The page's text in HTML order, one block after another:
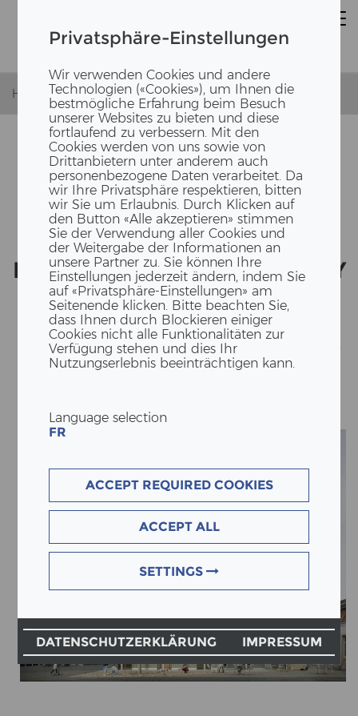
Privatsphäre-Einstellungen
Wir verwenden Cookies und andere
Technologien («Cookies»), um Ihnen die
bestmögliche Erfahrung beim Besuch
unserer Websites zu bieten und diese
fortlaufend zu verbessern. Mit den
Cookies werden von uns sowie von
Drittanbietern unter anderem auch
personenbezogene Daten verarbeitet. Da
wir Ihre Privatsphäre respektieren, bitten
wir Sie um Erlaubnis. Durch Klicken auf
den Button «Alle akzeptieren» stimmen
Sie der Verwendung aller Cookies und
der Weitergabe der Informationen an
unsere Partner zu. Sie können Ihre
Einstellungen jederzeit ändern, indem Sie
auf «Privatsphäre-Einstellungen» am
Seitenende klicken. Bitte beachten Sie,
dass Ihnen durch Blockieren einiger
Cookies nicht alle Funktionalitäten zur
Verfügung stehen und dies Ihr
Nutzungserlebnis beeinträchtigen kann.
Language selection
FR
ACCEPT REQUIRED COOKIES
ACCEPT ALL
SETTINGS
DATENSCHUTZERKLÄRUNG IMPRESSUM
Homepage News kessel haus
ERNE REA­LI­SIERT MIT HARRY
GUG­GER STU­DIO FÜR HIAG
IM­MO­BI­LI­EN DAS KES­SEL
HAUS AUF DEM KUN­Z­ARE­AL
WIN­DISCH